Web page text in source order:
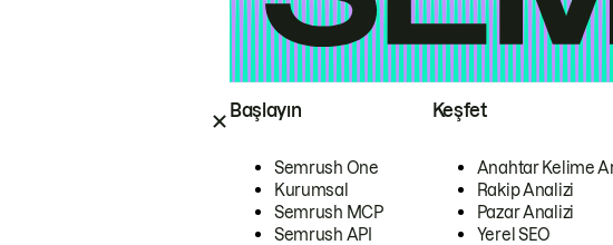
Başlayın
Semrush One
Kurumsal
Semrush MCP
Semrush API
Keşfet
Anahtar Kelime
Rakip Analizi
Pazar Analizi
Yerel SEO